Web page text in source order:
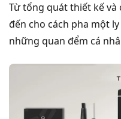
Từ tổng quát thiết kế và
đến cho cách pha một
những quan đểm cá